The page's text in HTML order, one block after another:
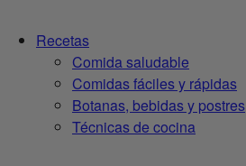
Recetas
Comida saludable
Comidas fáciles y rápidas
Botanas, bebidas y postres
Técnicas de cocina